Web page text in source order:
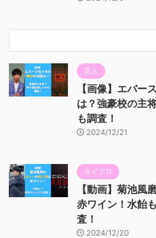
芸人
【画像】エバー
は？強豪校の主
も調査！
2024/12/21
タイプロ
【動画】菊池風
赤ワイン！水飴
査！
2024/12/20